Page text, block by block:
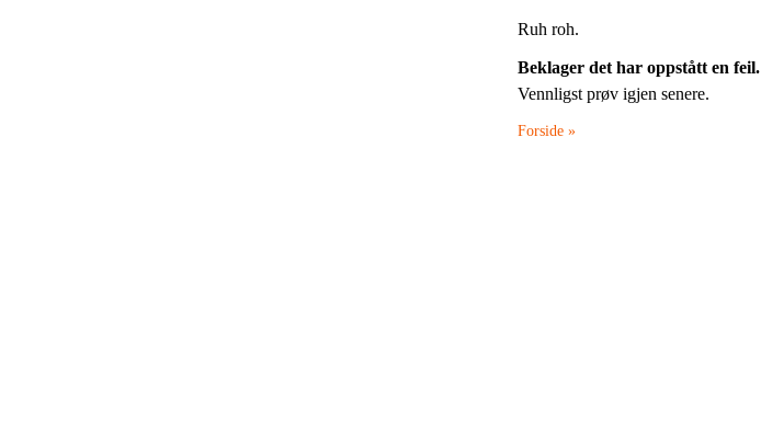
Ruh roh.
Beklager det har oppstått en feil.
Vennligst prøv igjen senere.
Forside »